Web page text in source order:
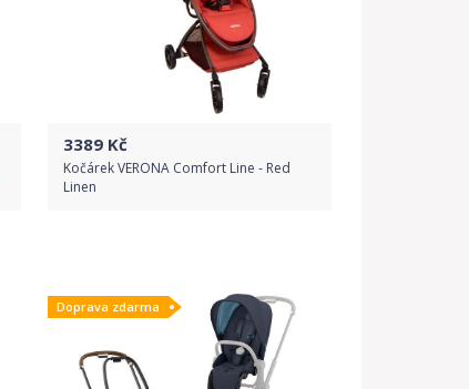
3389 Kč
Kočárek VERONA Comfort Line - Red
Linen
Detail produktu
Doprava zdarma